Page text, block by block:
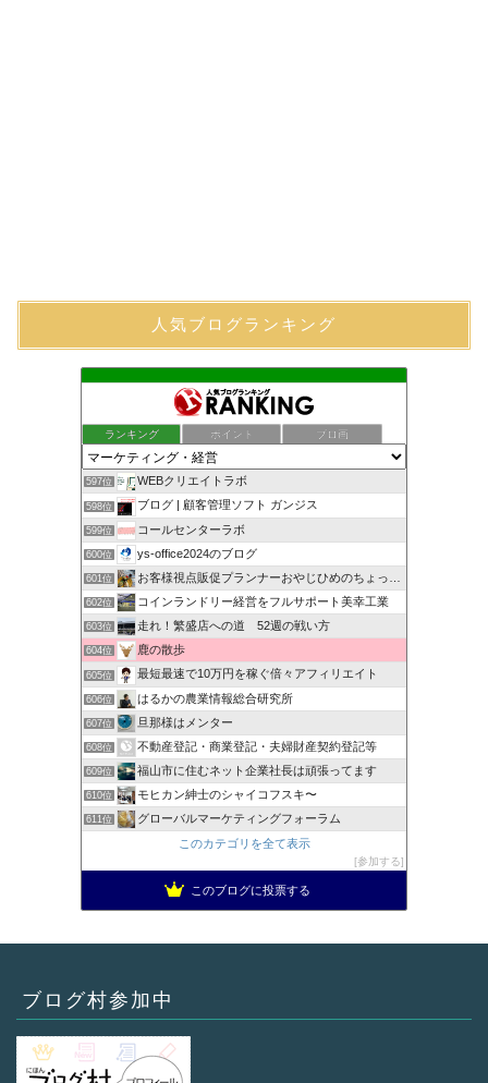
人気ブログランキング
ランキング ポイント ブロ画
597位 WEBクリエイトラボ
598位 ブログ | 顧客管理ソフト ガンジス
599位 コールセンターラボ
600位 ys-office2024のブログ
601位 お客様視点販促プランナーおやじひめのちょっとタメになる話
602位 コインランドリー経営をフルサポート美幸工業
603位 走れ！繁盛店への道 52週の戦い方
604位 鹿の散歩
605位 最短最速で10万円を稼ぐ倍々アフィリエイト
606位 はるかの農業情報総合研究所
607位 旦那様はメンター
608位 不動産登記・商業登記・夫婦財産契約登記等
609位 福山市に住むネット企業社長は頑張ってます
610位 モヒカン紳士のシャイコフスキ〜
611位
グローバルマーケティングフォーラム
このカテゴリを全て表示
参加する
このブログに投票する
ブログ村参加中